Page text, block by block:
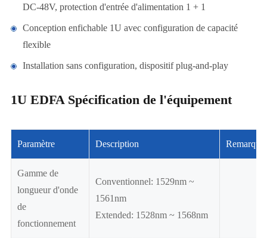
DC-48V, protection d'entrée d'alimentation 1 + 1
Conception enfichable 1U avec configuration de capacité
flexible
Installation sans configuration, dispositif plug-and-play
1U EDFA Spécification de l'équipement
Paramètre Description Remarque
Gamme de
longueur d'onde
de
fonctionnement
Conventionnel: 1529nm ~
1561nm
Extended: 1528nm ~ 1568nm